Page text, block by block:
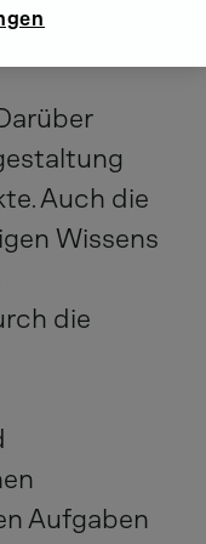
die
Auch die
Wissens
die
Aufgaben